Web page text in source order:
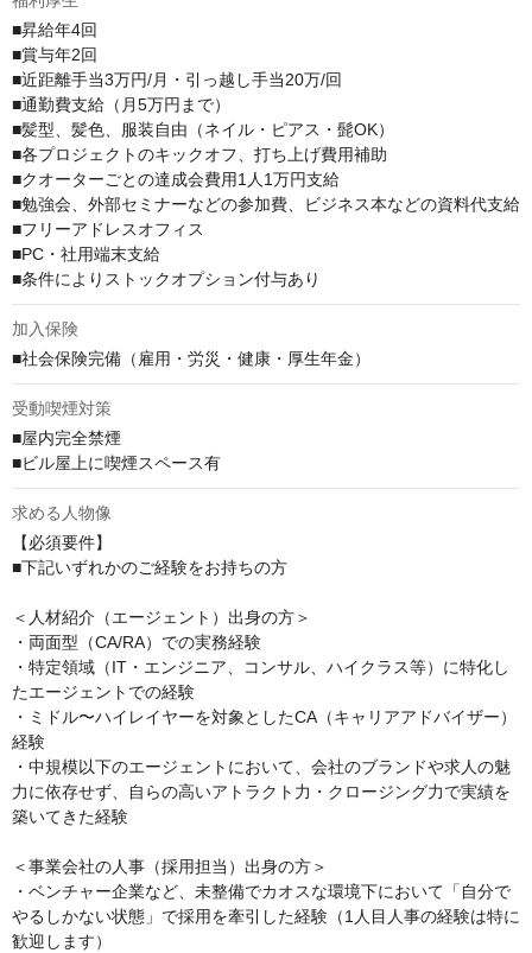
■昇給年4回
■賞与年2回
■近距離手当3万円/月・引っ越し手当20万/回
■通勤費支給（月5万円まで）
■髪型、髪色、服装自由（ネイル・ピアス・髭OK）
■各プロジェクトのキックオフ、打ち上げ費用補助
■クオーターごとの達成会費用1人1万円支給
■勉強会、外部セミナーなどの参加費、ビジネス本などの資料代支給
■フリーアドレスオフィス
■PC・社用端末支給
■条件によりストックオプション付与あり
加入保険
■社会保険完備（雇用・労災・健康・厚生年金）
受動喫煙対策
■屋内完全禁煙
■ビル屋上に喫煙スペース有
求める人物像
【必須要件】
■下記いずれかのご経験をお持ちの方
＜人材紹介（エージェント）出身の方＞
・両面型（CA/RA）での実務経験
・特定領域（IT・エンジニア、コンサル、ハイクラス等）に特化し
たエージェントでの経験
・ミドル〜ハイレイヤーを対象としたCA（キャリアアドバイザー）
経験
・中規模以下のエージェントにおいて、会社のブランドや求人の魅
力に依存せず、自らの高いアトラクト力・クロージング力で実績を
築いてきた経験
＜事業会社の人事（採用担当）出身の方＞
・ベンチャー企業など、未整備でカオスな環境下において「自分で
やるしかない状態」で採用を牽引した経験（1人目人事の経験は特に
歓迎します）